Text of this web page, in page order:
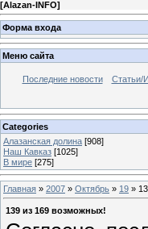
[Alazan-INFO]
Форма входа
Меню сайта
Последние новости Статьи/
Categories
Алазанская долина [908]
Наш Кавказ [1025]
В мире [275]
Главная » 2007 » Октябрь » 19 »
139 из 169 возможных!